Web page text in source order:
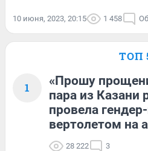
10 июня, 2023, 20:15 1 458
ТОП
1
«Прошу
пара из Казани
провела
вертолетом на
28 222 3